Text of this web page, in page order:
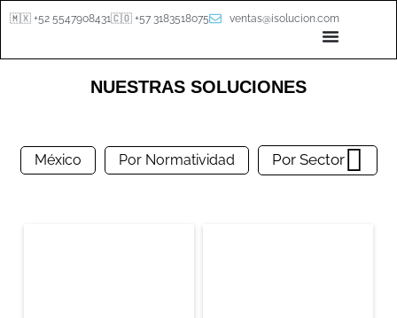
🇲🇽 +52 5547908431🇨🇴 +57 3183518075 ventas@isolucion.com
NUESTRAS SOLUCIONES
México Por Normatividad Por Sector